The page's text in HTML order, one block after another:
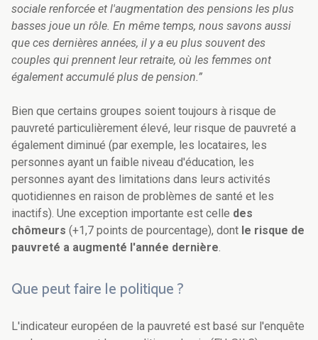
sociale renforcée et l'augmentation des pensions les plus
basses joue un rôle. En même temps, nous savons aussi
que ces dernières années, il y a eu plus souvent des
couples qui prennent leur retraite, où les femmes ont
également accumulé plus de pension.”
Bien que certains groupes soient toujours à risque de
pauvreté particulièrement élevé, leur risque de pauvreté a
également diminué (par exemple, les locataires, les
personnes ayant un faible niveau d'éducation, les
personnes ayant des limitations dans leurs activités
quotidiennes en raison de problèmes de santé et les
inactifs). Une exception importante est celle des
chômeurs (+1,7 points de pourcentage), dont le risque de
pauvreté a augmenté l'année dernière.
Que peut faire le politique ?
L'indicateur européen de la pauvreté est basé sur l'enquête